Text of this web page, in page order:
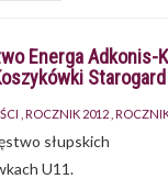
Energa Adkonis-
ROCZNIK 2012
słupskich
U11.